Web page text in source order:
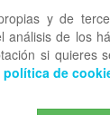
y de
análisis de los
si quieres
política de